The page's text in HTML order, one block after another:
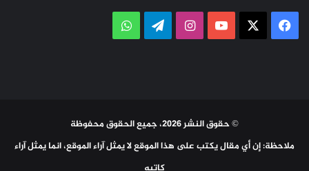
فيسبوك ‫YouTubeانستقرامتيلقرامواتساب
© حقوق النشر 2026، جميع الحقوق محفوظة
ملاحظة: إن أي مقال يكتب على هذا الموقع لا يمثل آراء الموقع، انما يمثل آراء
كاتبه